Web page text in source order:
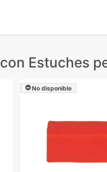
con Estuches
No disponible